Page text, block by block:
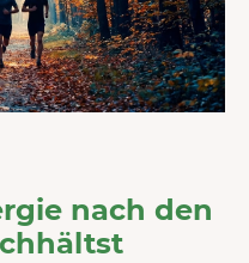
nach den